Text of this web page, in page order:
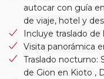
autocar con guía
de viaje, hotel y
Incluye traslado de
Visita panorámica
Traslado nocturno:
de Gion en Kioto ,